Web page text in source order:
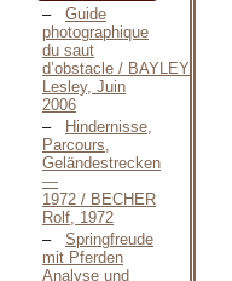
Guide
photographique
du saut
d’obstacle / BAYLEY
Lesley, Juin
2006
Hindernisse,
Parcours,
Geländestrecken
—
1972 / BECHER
Rolf, 1972
Springfreude
mit Pferden
Analyse und